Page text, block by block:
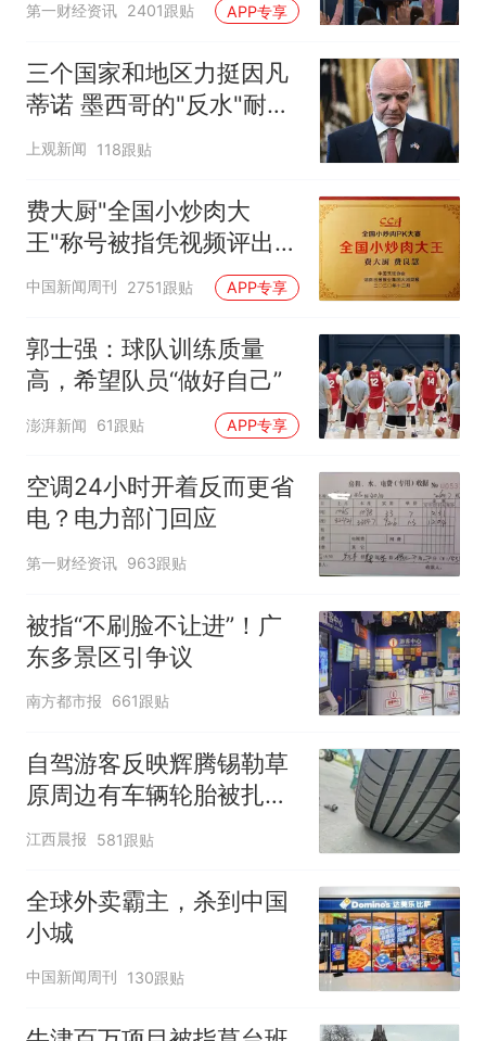
第一财经资讯 2401跟贴 APP专享
三个国家和地区力挺因凡
蒂诺 墨西哥的"反水"耐人
寻味
上观新闻 118跟贴
费大厨"全国小炒肉大
王"称号被指凭视频评出
官方回应
中国新闻周刊 2751跟贴 APP专享
郭士强：球队训练质量
高，希望队员“做好自己”
澎湃新闻 61跟贴 APP专享
空调24小时开着反而更省
电？电力部门回应
第一财经资讯 963跟贴
被指“不刷脸不让进”！广
东多景区引争议
南方都市报 661跟贴
自驾游客反映辉腾锡勒草
原周边有车辆轮胎被扎，
修理店铺换胎价格高达千
元，官方发布情况通报
江西晨报 581跟贴
全球外卖霸主，杀到中国
小城
中国新闻周刊 130跟贴